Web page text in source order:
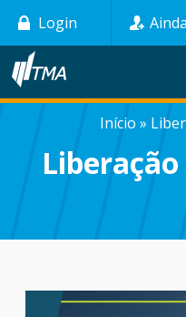
Pular
para
conteúdo
principal
Login
TRILHAInício